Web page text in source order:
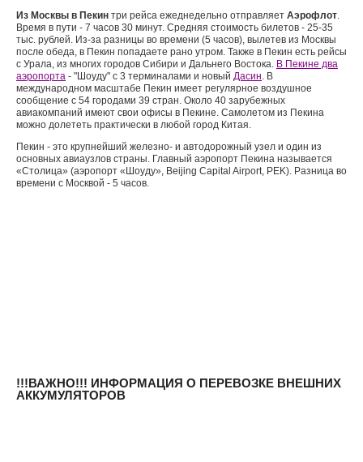
Из Москвы в Пекин три рейса ежеднедельно отправляет Аэрофлот.
Время в пути - 7 часов 30 минут. Средняя стоимость билетов - 25-35
тыс. рублей. Из-за разницы во времени (5 часов), вылетев из Москвы
после обеда, в Пекин попадаете рано утром. Также в Пекин есть рейсы
с Урала, из многих городов Сибири и Дальнего Востока. В Пекине два
аэропорта - "Шоуду" с 3 терминалами и новый Дасин. В
международном масштабе Пекин имеет регулярное воздушное
сообщение с 54 городами 39 стран. Около 40 зарубежных
авиакомпаний имеют свои офисы в Пекине. Самолетом из Пекина
можно долететь практически в любой город Китая.
Пекин - это крупнейший железно- и автодорожный узел и один из
основных авиаузлов страны. Главный аэропорт Пекина называется
«Столица» (аэропорт «Шоуду», Beijing Capital Airport, PEK). Разница во
времени с Москвой - 5 часов.
!!!ВАЖНО!!! ИНФОРМАЦИЯ О ПЕРЕВОЗКЕ ВНЕШНИХ
АККУМУЛЯТОРОВ